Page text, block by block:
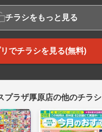
チラシをもっと見る
でチラシを見る(無料)
プラザ厚原店の他のチラシ